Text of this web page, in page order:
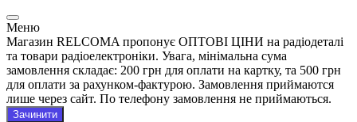
Меню
Магазин RELCOMA пропонує ОПТОВІ ЦІНИ на радіодеталі
та товари радіоелектроніки. Увага, мінімальна сума
замовлення складає: 200 грн для оплати на картку, та 500 грн
для оплати за рахунком-фактурою. Замовлення приймаются
лише через сайт. По телефону замовлення не приймаються.
Зачинити